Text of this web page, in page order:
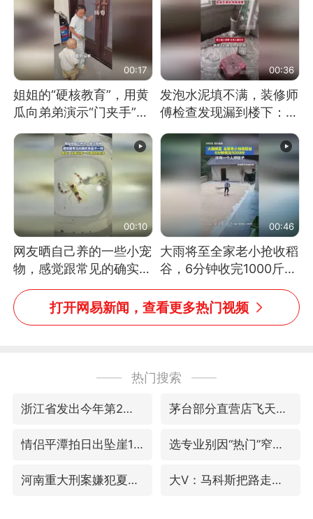
00:17
姐姐的“硬核教育”，用黄
瓜向弟弟演示“门夹手”，
网友：果然言传不如身
教！
00:36
发泡水泥填不满，装修师
傅检查发现漏到楼下：出
风口未延伸到外墙
00:10
网友晒自己养的一些小宠
物，感觉跟常见的确实有
些不一样
00:46
大雨将至全家老小抢收稻
谷，6分钟收完1000斤，
没有一个人掉链子
打开网易新闻，查看更多热门视频
热门搜索
浙江省发出今年第2号指挥长令 茅台部分直营店飞天茅台提价
情侣平潭拍日出坠崖1死1伤 选专业别因“热门”窄化“热爱”
河南重大刑案嫌犯夏某钢落网 大V：马科斯把路走绝了